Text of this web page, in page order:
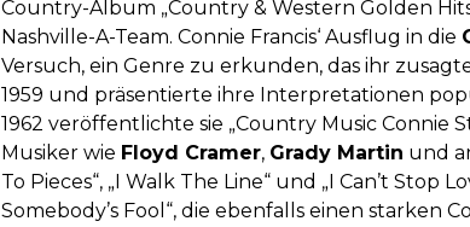
Country-Album „Country & Western Golden
Nashville-A-Team. Connie Francis‘ Ausflug in die
Versuch, ein Genre zu erkunden, das ihr
1959 und präsentierte ihre Interpretationen
1962 veröffentlichte sie „Country Music
Musiker wie Floyd Cramer, Grady Martin und
To Pieces“, „I Walk The Line“ und „I Can’t
Somebody’s Fool“, die ebenfalls einen starken